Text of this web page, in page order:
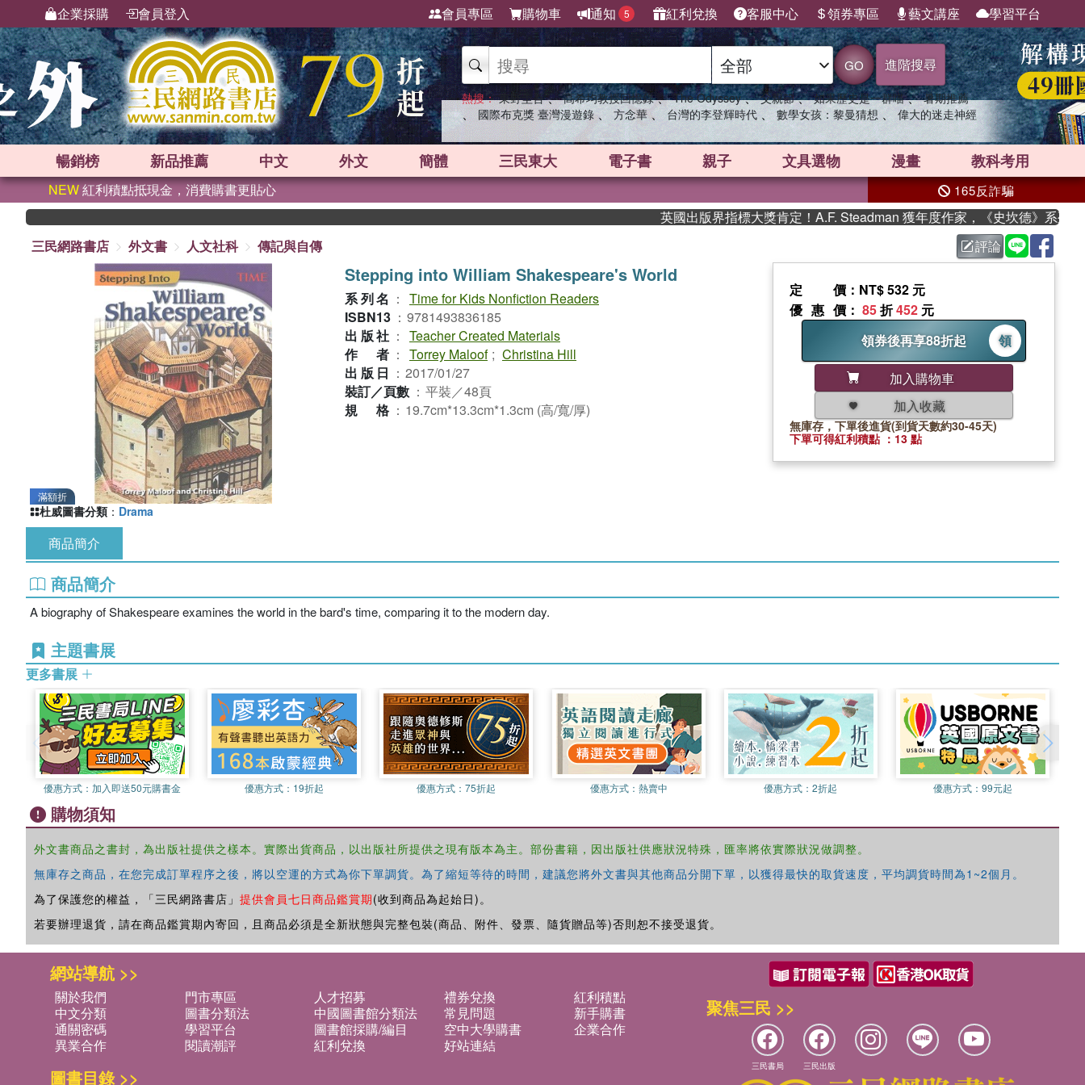
企業採購 會員登入 會員專區 購物車 通知 5 紅利兌換 客服中心 領券專區 藝文講座 學習平台
GO 進階搜尋
熱搜： 東野圭吾 、 高希均教授回憶錄 、 The Odyssey 、 父親節 、 如果歷史是一群喵 、 暑期推薦
、 國際布克獎 臺灣漫遊錄 、 方念華 、 台灣的李登輝時代 、 數學女孩：黎曼猜想 、 偉大的迷走神經
暢銷榜 新品推薦 中文 外文 簡體 三民東大 電子書 親子 文具選物 漫畫 教科考用
NEW紅利積點抵現金，消費購書更貼心 165反詐騙
英國出版界指標大獎肯定！A.F. Steadman 獲年度作家，《史坎德》系列帶你
三民網路書店
外文書 人文社科 傳記與自傳 評論
滿額折
Stepping into William Shakespeare's World
系列名 ： Time for Kids Nonfiction Readers
ISBN13 ： 9781493836185
出版社 ： Teacher Created Materials
作者 ： Torrey Maloof ; Christina Hill
出版日 ： 2017/01/27
裝訂／頁數 ： 平裝／48頁
規格 ： 19.7cm*13.3cm*1.3cm (高/寬/厚)
定價 ：NT$ 532 元
優惠價 ： 85折452 元
領券後再享88折起
領
加入購物車
加入收藏
無庫存，下單後進貨(到貨天數約30-45天)
下單可得紅利積點 ：13 點
杜威圖書分類 ： Drama
商品簡介
商品簡介
A biography of Shakespeare examines the world in the bard's time, comparing it to the modern day.
主題書展
更多書展
優惠方式： 加入即送50元購書金 優惠方式： 19折起 優惠方式：75折起 優惠方式： 熱賣中 優惠方式：2折起 優惠方式：99元起
購物須知
外文書商品之書封，為出版社提供之樣本。實際出貨商品，以出版社所提供之現有版本為主。部份書籍，因出版社供應狀況特殊，匯率將依實際狀況做調整。
無庫存之商品，在您完成訂單程序之後，將以空運的方式為你下單調貨。為了縮短等待的時間，建議您將外文書與其他商品分開下單，以獲得最快的取貨速度，平均調貨時間為1~2個月。
為了保護您的權益，「三民網路書店」 提供會員七日商品鑑賞期(收到商品為起始日)。
若要辦理退貨，請在商品鑑賞期內寄回，且商品必須是全新狀態與完整包裝(商品、附件、發票、隨貨贈品等)否則恕不接受退貨。
網站導航 >>
關於我們 門市專區 人才招募 禮券兌換
紅利積點
中文分類
圖書分類法 中國圖書館分類法 常見問題
新手購書
通關密碼
學習平台 圖書館採購/編目 空中大學購書
企業合作
異業合作
閱讀潮評 紅利兌換 好站連結
圖書目錄 >>
聚焦三民 >>
三民書局 三民出版